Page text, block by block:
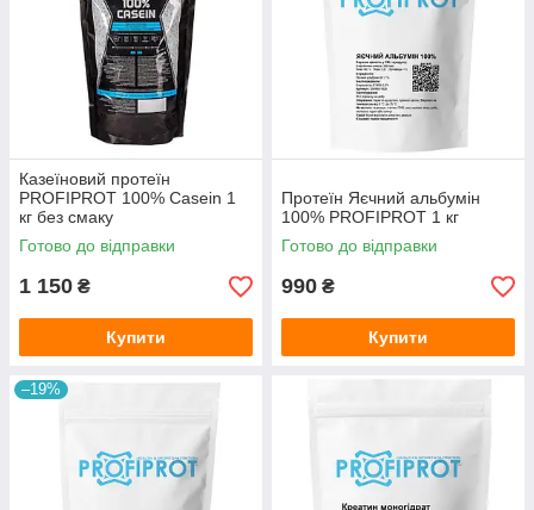
Казеїновий протеїн
PROFIPROT 100% Casein 1
кг без смаку
Готово до відправки
1 150 ₴
Купити
Протеїн Яєчний альбумін
100% PROFIPROT 1 кг
Готово до відправки
990 ₴
Купити
–19%